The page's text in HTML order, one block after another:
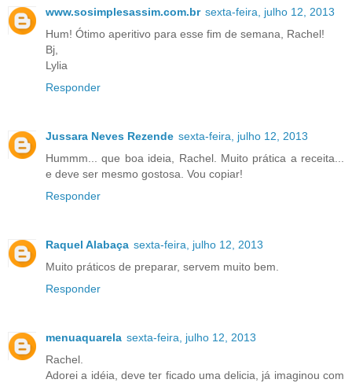
www.sosimplesassim.com.br sexta-feira, julho 12, 2013
Hum! Ótimo aperitivo para esse fim de semana, Rachel!
Bj,
Lylia
Responder
Jussara Neves Rezende sexta-feira, julho 12, 2013
Hummm... que boa ideia, Rachel. Muito prática a receita...
e deve ser mesmo gostosa. Vou copiar!
Responder
Raquel Alabaça sexta-feira, julho 12, 2013
Muito práticos de preparar, servem muito bem.
Responder
menuaquarela sexta-feira, julho 12, 2013
Rachel.
Adorei a idéia, deve ter ficado uma delicia, já imaginou com